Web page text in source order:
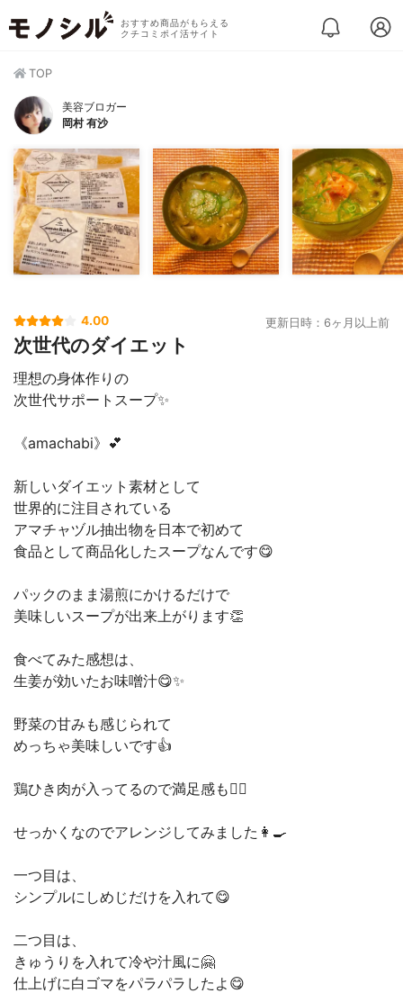
おすすめ商品がもらえる
クチコミポイ活サイト
TOP
美容ブロガー
岡村 有沙
4.00 更新日時：6ヶ月以上前
次世代のダイエット
理想の身体作りの
次世代サポートスープ✨
《amachabi》💕
新しいダイエット素材として
世界的に注目されている
アマチャヅル抽出物を日本で初めて
食品として商品化したスープなんです😋
パックのまま湯煎にかけるだけで
美味しいスープが出来上がります👏
食べてみた感想は、
生姜が効いたお味噌汁😋✨
野菜の甘みも感じられて
めっちゃ美味しいです👍
鶏ひき肉が入ってるので満足感も🙆‍♀️
せっかくなのでアレンジしてみました👩‍🍳
一つ目は、
シンプルにしめじだけを入れて😋
二つ目は、
きゅうりを入れて冷や汁風に🤗
仕上げに白ゴマをパラパラしたよ😋